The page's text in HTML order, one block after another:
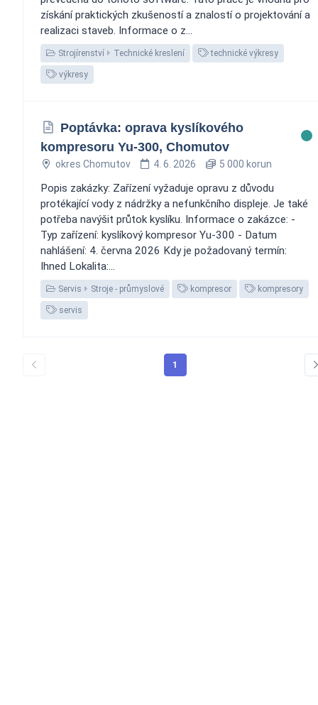
získání praktických zkušeností a znalostí o projektování a
realizaci staveb. Informace o z...
Strojírenství Technické kreslení technické výkresy
výkresy
Poptávka: oprava kyslíkového
kompresoru Yu-300, Chomutov
okres Chomutov 4. 6. 2026 5 000 korun
Popis zakázky: Zařízení vyžaduje opravu z důvodu
protékající vody z nádržky a nefunkčního displeje. Je také
potřeba navýšit průtok kyslíku. Informace o zakázce: -
Typ zařízení: kyslíkový kompresor Yu-300 - Datum
nahlášení: 4. června 2026 Kdy je požadovaný termín:
Ihned Lokalita:...
Servis Stroje - průmyslové kompresor kompresory
servis
1